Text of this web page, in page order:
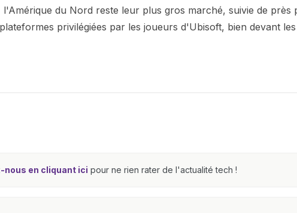
du Nord reste leur plus gros marché, suivie de près
privilégiées par les joueurs d'Ubisoft, bien devant les
nous en cliquant ici pour ne rien rater de l'actualité tech !